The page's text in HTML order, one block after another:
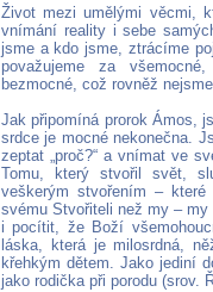
Život mezi umělými věcmi,
vnímání reality i sebe
jsme a kdo jsme, ztrácíme
považujeme za
bezmocné, což rovněž
Jak připomíná prorok Ámos,
srdce je mocné nekonečna.
zeptat „proč?“ a vnímat ve
Tomu, který stvořil svět,
veškerým stvořením –
svému Stvořiteli než my –
i pocítit, že Boží
láska, která je milosrdná,
křehkým dětem. Jako jediní
jako rodička při porodu (srov.